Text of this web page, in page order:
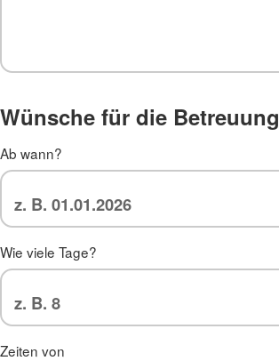
Wünsche für die Betreuung
Ab wann?
Wie viele Tage?
Zeiten von